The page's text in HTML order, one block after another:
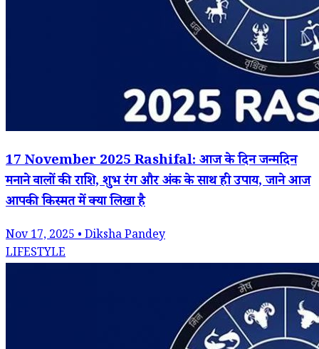
17 November 2025 Rashifal: आज के दिन जन्मदिन
मनाने वालों की राशि, शुभ रंग और अंक के साथ ही उपाय, जाने आज
आपकी किस्मत में क्या लिखा है
Nov 17, 2025 • Diksha Pandey
LIFESTYLE